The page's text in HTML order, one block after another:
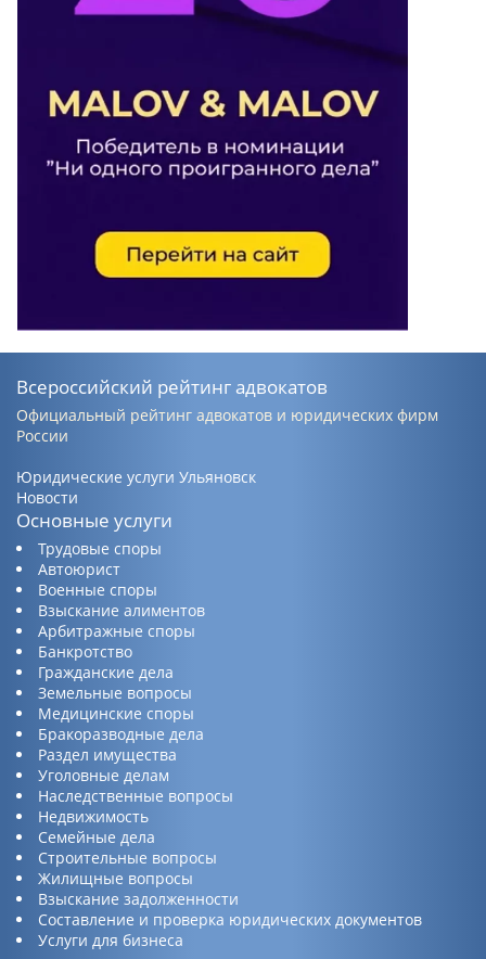
Всероссийский рейтинг адвокатов
Официальный рейтинг адвокатов и юридических фирм
России
Юридические услуги Ульяновск
Новости
Основные услуги
Трудовые споры
Автоюрист
Военные споры
Взыскание алиментов
Арбитражные споры
Банкротство
Гражданские дела
Земельные вопросы
Медицинские споры
Бракоразводные дела
Раздел имущества
Уголовные делам
Наследственные вопросы
Недвижимость
Семейные дела
Строительные вопросы
Жилищные вопросы
Взыскание задолженности
Составление и проверка юридических документов
Услуги для бизнеса